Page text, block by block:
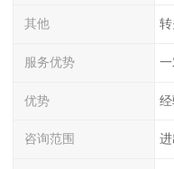
其他
服务优势
优势
咨询范围